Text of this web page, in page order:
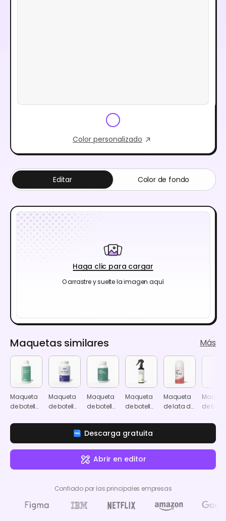
Color personalizado
Haga clic para cargar
O arrastre y suelte la imagen aquí
Editar Color de fondo
Maquetas similares Más
Maqueta
de botella
pesticida
Maqueta
de botella
pesticida
Maqueta
de botella
pesticida
Maqueta
de botella
pesticida
de spray
con gatillo
Maqueta
de lata de
de
con
blanco
Descarga gratuita
Abrir en editor
Confiado por las principales empresas